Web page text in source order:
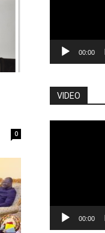
0
00:00
VIDEO
00:00